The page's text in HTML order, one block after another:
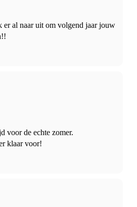
al naar uit om volgend jaar jouw
voor de echte zomer.
klaar voor!